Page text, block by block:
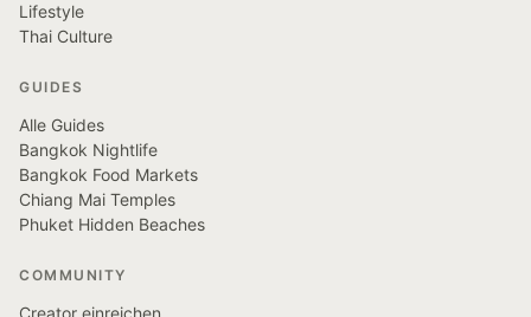
Lifestyle
Thai Culture
GUIDES
Alle Guides
Bangkok Nightlife
Bangkok Food Markets
Chiang Mai Temples
Phuket Hidden Beaches
COMMUNITY
Creator einreichen